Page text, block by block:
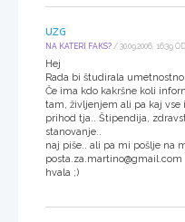
UZG
NA KATERI FAKS? / 30.09.2006, 16:39 OD
Hej
Rada bi študirala
Če ima kdo kakršne koli
tam, življenjem ali pa kaj vse
prihod tja.. Štipendija,
stanovanje..
naj piše.. ali pa mi pošlje na
posta.za.martino@gmail.com
hvala ;)